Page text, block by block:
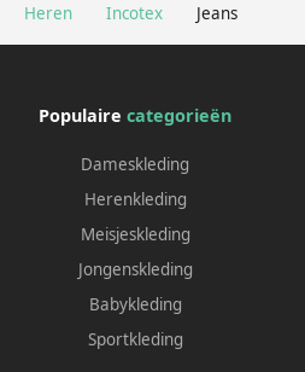
Heren Incotex Jeans
Populaire categorieën
Dameskleding
Herenkleding
Meisjeskleding
Jongenskleding
Babykleding
Sportkleding